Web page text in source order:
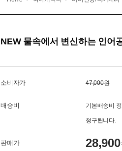
NEW 물속에서 변신하는 인어
소비자가 47,000원
배송비 기본배송비
청구됩니다.
판매가 28,900